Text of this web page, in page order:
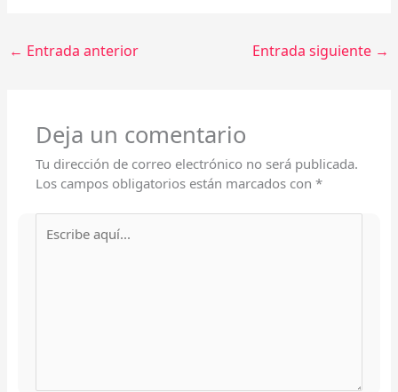
← Entrada anterior Entrada siguiente →
Deja un comentario
Tu dirección de correo electrónico no será publicada.
Los campos obligatorios están marcados con*
aquí...